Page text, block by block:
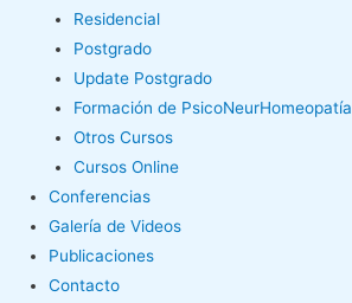
Residencial
Postgrado
Update Postgrado
Formación de PsicoNeurHomeopatía
Otros Cursos
Cursos Online
Conferencias
Galería de Videos
Publicaciones
Contacto